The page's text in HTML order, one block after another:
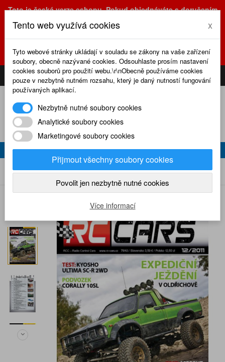
Toto je česká verze eshopu. Pokud objednáváte s doručením
(sk.eshop.rcrevue.cz - kliknutím na slovenskou vlajku)
POZOR ZMĚNA : výdejní místo a kancelář jsou nyní na adrese
Olšanská 3, Praha 3, tel. (+420) 222 723 388, 774 777 794.
CS
SK PŘIHLÁSIT KOŠÍK
RC CARS 12/2011
Home Naše časopisy RC cars 2011 RC cars 12/2011
Tento web využívá cookies x
Tyto webové stránky ukládají v souladu se zákony na vaše zařízení
soubory, obecně nazývané cookies. Odsouhlaste prosím nastavení
cookies souborů pro použití webu.\r\nObecně používáme cookies
pouze v nezbytně nutném rozsahu, který je daný nutností fungování
používaných aplikací.
Nezbytně nutné soubory cookies
Analytické soubory cookies
Marketingové soubory cookies
Přijmout všechny soubory cookies
Povolit jen nezbytně nutné cookies
Více informací